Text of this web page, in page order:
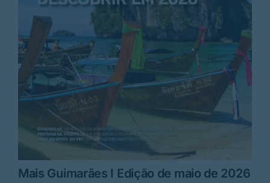
Mais Guimarães I Edição de maio de 2026